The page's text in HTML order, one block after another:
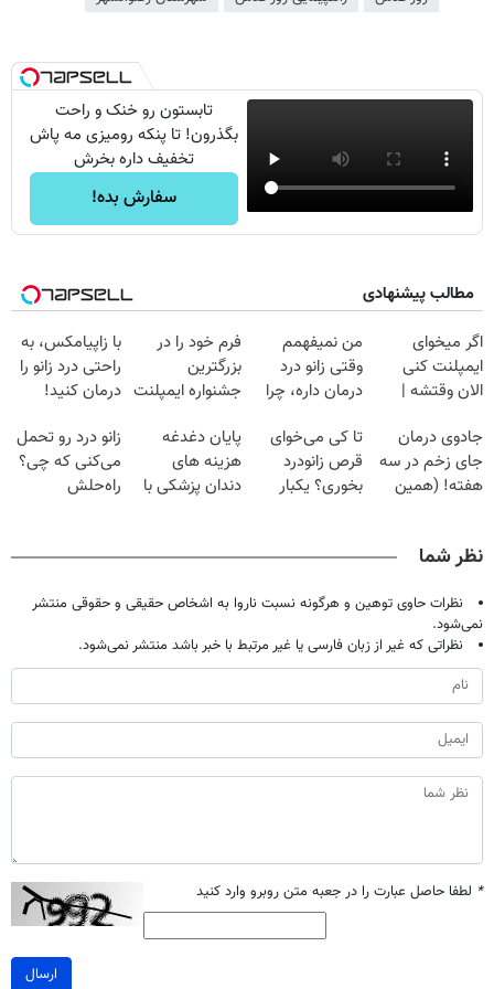
تابستون رو خنک و راحت
بگذرون! تا پنکه رومیزی مه پاش
تخفیف داره بخرش
سفارش بده!
مطالب پیشنهادی
اگر میخوای
ایمپلنت کنی
الان وقتشه |
میلیون تومان!!!
من نمیفهمم
وقتی زانو درد
درمان داره، چرا
تحمل میکنی؟❗
فرم خود را در
بزرگترین
جشنواره ایمپلنت
فقط ۲۵ میلیون
با زاپیامکس، به
راحتی درد زانو را
درمان کنید!
جادوی درمان
جای زخم در سه
هفته! (همین
تا کی می‌خوای
قرص زانودرد
بخوری؟ یکبار
پایان دغدغه
هزینه های
دندان پزشکی با
زانو درد رو تحمل
می‌کنی که چی؟
راه‌حلش
نظر شما
نظرات حاوی توهین و هرگونه نسبت ناروا به اشخاص حقیقی و حقوقی منتشر
نمی‌شود.
نظراتی که غیر از زبان فارسی یا غیر مرتبط با خبر باشد منتشر نمی‌شود.
* لطفا حاصل عبارت را در جعبه متن روبرو وارد کنید
ارسال